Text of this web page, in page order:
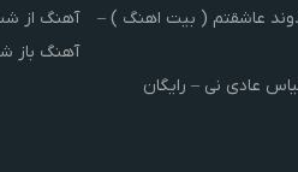
عاشقتم ( بیت اهنگ ) –
عادی نی – رایگان
آهنگ از
آهنگ باز